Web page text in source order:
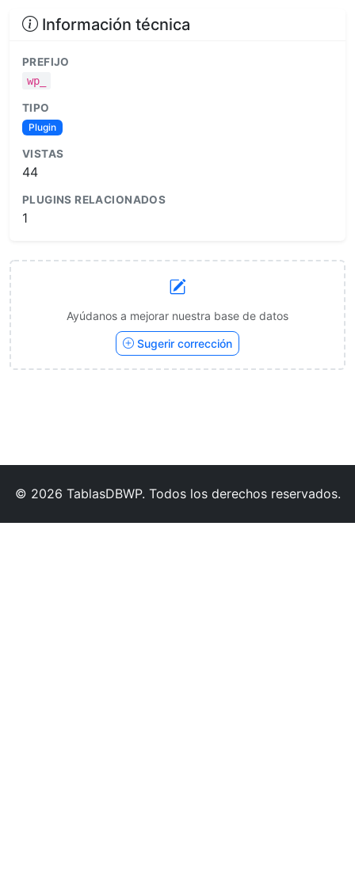
Información técnica
PREFIJO
wp_
TIPO
Plugin
VISTAS
44
PLUGINS RELACIONADOS
1
Ayúdanos a mejorar nuestra base de datos
Sugerir corrección
© 2026 TablasDBWP. Todos los derechos reservados.